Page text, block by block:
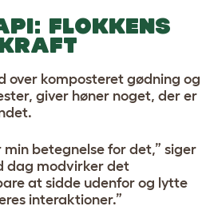
FLOKKENS
over komposteret gødning og
giver høner noget, der er
min betegnelse for det,” siger
dag modvirker det
at sidde udenfor og lytte
interaktioner.”